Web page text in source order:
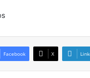
Facebook X